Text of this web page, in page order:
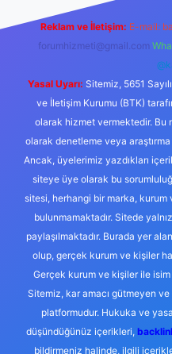
Reklam ve İletişim: E-mail:
forumhizmeti@gmail.com
Yasal Uyarı: Sitemiz, 5651
ve İletişim Kurumu (BTK)
olarak hizmet vermektedir.
olarak denetleme veya
Ancak, üyelerimiz yazdıkları
siteye üye olarak bu
sitesi, herhangi bir marka, kurum
bulunmamaktadır. Sitede
paylaşılmaktadır. Burada yer
olup, gerçek kurum ve kişiler
Gerçek kurum ve kişiler ile
Sitemiz, kar amacı gütmeyen
platformudur. Hukuka ve
düşündüğünüz içerikleri,
bildirmeniz halinde, ilgili